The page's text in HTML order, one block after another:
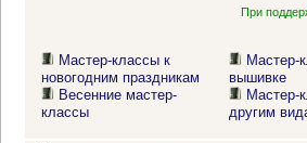
При
Мастер-классы к
новогодним праздникам
Весенние мастер-
классы
Мастер-
вышивке
Мастер-
другим